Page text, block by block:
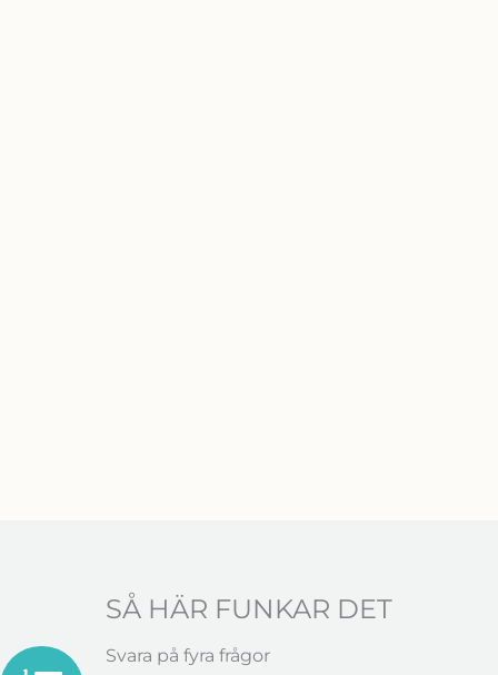
SÅ HÄR FUNKAR DET
Svara på fyra frågor